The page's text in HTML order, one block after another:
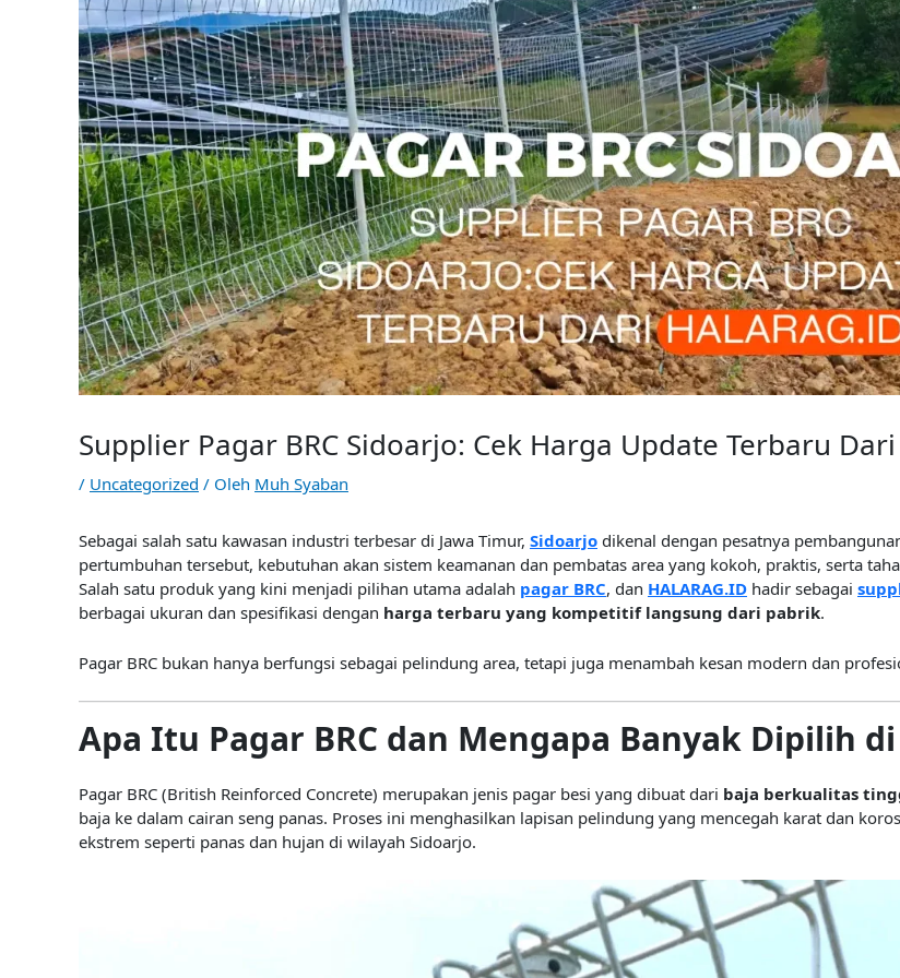
Supplier Pagar BRC Sidoarjo: Cek Harga Update Terbaru Dari
/ Uncategorized / Oleh Muh Syaban
Sebagai salah satu kawasan industri terbesar di Jawa Timur, Sidoarjo dikenal dengan pesatnya
pertumbuhan tersebut, kebutuhan akan sistem keamanan dan pembatas area yang kokoh, praktis, serta
Salah satu produk yang kini menjadi pilihan utama adalah pagar BRC, dan HALARAG.ID hadir sebagai
berbagai ukuran dan spesifikasi dengan harga terbaru yang kompetitif langsung dari pabrik.
Pagar BRC bukan hanya berfungsi sebagai pelindung area, tetapi juga menambah kesan modern dan
Apa Itu Pagar BRC dan Mengapa Banyak Dipilih
Pagar BRC (British Reinforced Concrete) merupakan jenis pagar besi yang dibuat dari baja berkualitas
baja ke dalam cairan seng panas. Proses ini menghasilkan lapisan pelindung yang mencegah karat dan
ekstrem seperti panas dan hujan di wilayah Sidoarjo.